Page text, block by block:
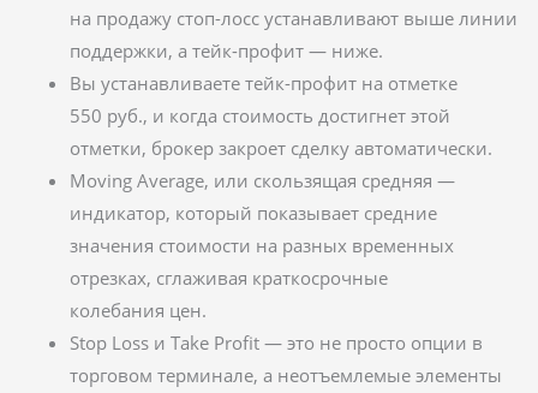
на продажу стоп-лосс устанавливают выше линии
поддержки, а тейк-профит — ниже.
Вы устанавливаете тейк-профит на отметке
550 руб., и когда стоимость достигнет этой
отметки, брокер закроет сделку автоматически.
Moving Average, или скользящая средняя —
индикатор, который показывает средние
значения стоимости на разных временных
отрезках, сглаживая краткосрочные
колебания цен.
Stop Loss и Take Profit — это не просто опции в
торговом терминале, а неотъемлемые элементы